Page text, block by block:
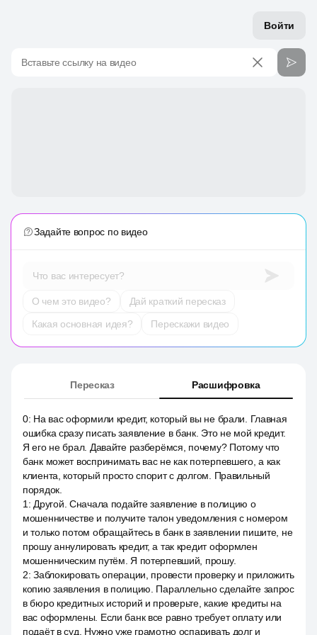
Войти
Вставьте ссылку на видео
Задайте вопрос по видео
Что вас интересует?
О чем это видео?
Дай краткий пересказ
Какая основная идея?
Перескажи видео
Пересказ Расшифровка
0: На вас оформили кредит, который вы не брали. Главная
ошибка сразу писать заявление в банк. Это не мой кредит.
Я его не брал. Давайте разберёмся, почему? Потому что
банк может воспринимать вас не как потерпевшего, а как
клиента, который просто спорит с долгом. Правильный
порядок.
1 : Другой. Сначала подайте заявление в полицию о
мошенничестве и получите талон уведомления с номером
и только потом обращайтесь в банк в заявлении пишите, не
прошу аннулировать кредит, а так кредит оформлен
мошенническим путём. Я потерпевший, прошу.
2:Заблокировать операции, провести проверку и приложить
копию заявления в полицию. Параллельно сделайте запрос
в бюро кредитных историй и проверьте, какие кредиты на
вас оформлены. Если банк все равно требует оплату или
подаёт в суд. Нужно уже грамотно оспаривать долг и